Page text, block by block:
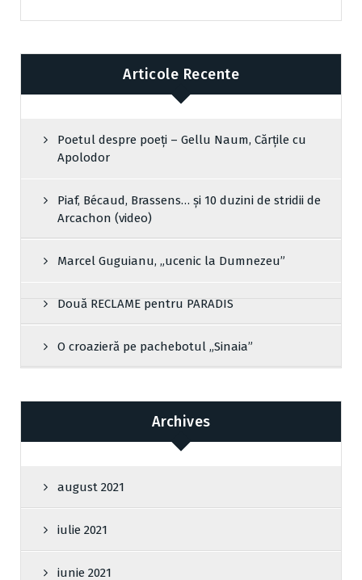
Articole Recente
Poetul despre poeți – Gellu Naum, Cărțile cu
Apolodor
Piaf, Bécaud, Brassens… și 10 duzini de stridii de
Arcachon (video)
Marcel Guguianu, „ucenic la Dumnezeu”
Două RECLAME pentru PARADIS
O croazieră pe pachebotul „Sinaia”
Archives
august 2021
iulie 2021
iunie 2021